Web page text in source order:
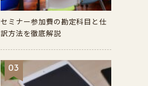
セミナー参加費の勘定科目と仕
訳方法を徹底解説
03